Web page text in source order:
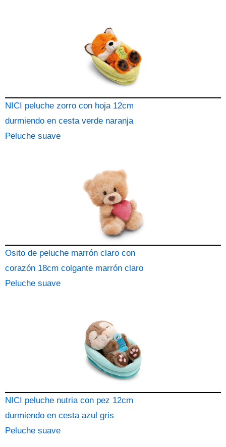
NICI peluche zorro con hoja 12cm
durmiendo en cesta verde naranja
Peluche suave
Osito de peluche marrón claro con
corazón 18cm colgante marrón claro
Peluche suave
NICI peluche nutria con pez 12cm
durmiendo en cesta azul gris
Peluche suave